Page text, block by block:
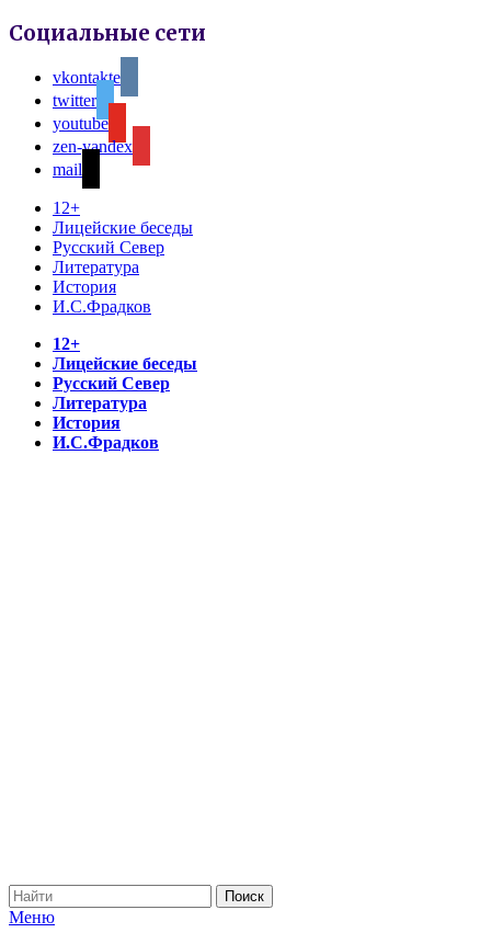
Социальные сети
vkontakte
twitter
youtube
zen-yandex
mail
12+
Лицейские беседы
Русский Север
Литература
История
И.С.Фрадков
12+
Лицейские беседы
Русский Север
Литература
История
И.С.Фрадков
Меню